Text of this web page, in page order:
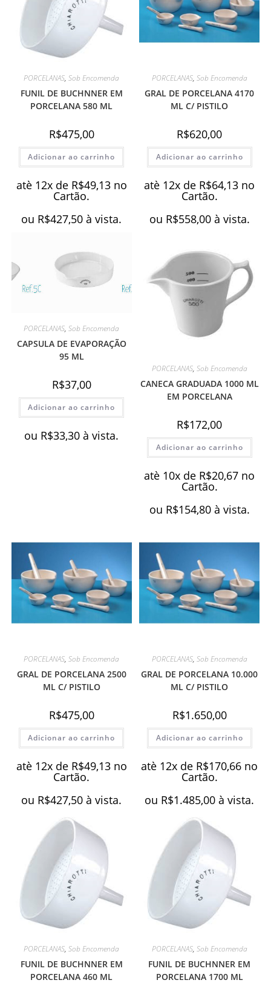
PORCELANAS,Sob Encomenda
FUNIL DE BUCHNNER EM
PORCELANA 580 ML
R$475,00
Adicionar ao carrinho
atè 12x de R$49,13 no
Cartão.
ou R$427,50 à vista.
PORCELANAS, Sob Encomenda
GRAL DE PORCELANA 4170
ML C/ PISTILO
R$620,00
Adicionar ao carrinho
atè 12x de R$64,13 no
Cartão.
ou R$558,00 à vista.
PORCELANAS,Sob Encomenda
CAPSULA DE EVAPORAÇÃO
95 ML
R$37,00
Adicionar ao carrinho
ou R$33,30 à vista.
PORCELANAS, Sob Encomenda
CANECA GRADUADA 1000 ML
EM PORCELANA
R$172,00
Adicionar ao carrinho
atè 10x de R$20,67 no
Cartão.
ou R$154,80 à vista.
PORCELANAS,Sob Encomenda
GRAL DE PORCELANA 2500
ML C/ PISTILO
R$475,00
Adicionar ao carrinho
atè 12x de R$49,13 no
Cartão.
ou R$427,50 à vista.
PORCELANAS, Sob Encomenda
GRAL DE PORCELANA 10.000
ML C/ PISTILO
R$1.650,00
Adicionar ao carrinho
atè 12x de R$170,66 no
Cartão.
ou R$1.485,00 à vista.
PORCELANAS,Sob Encomenda
FUNIL DE BUCHNNER EM
PORCELANA 460 ML
PORCELANAS, Sob Encomenda
FUNIL DE BUCHNNER EM
PORCELANA 1700 ML